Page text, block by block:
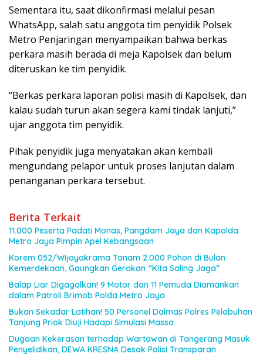
Sementara itu, saat dikonfirmasi melalui pesan
WhatsApp, salah satu anggota tim penyidik Polsek
Metro Penjaringan menyampaikan bahwa berkas
perkara masih berada di meja Kapolsek dan belum
diteruskan ke tim penyidik.
“Berkas perkara laporan polisi masih di Kapolsek, dan
kalau sudah turun akan segera kami tindak lanjuti,”
ujar anggota tim penyidik.
Pihak penyidik juga menyatakan akan kembali
mengundang pelapor untuk proses lanjutan dalam
penanganan perkara tersebut.
Berita Terkait
11.000 Peserta Padati Monas, Pangdam Jaya dan Kapolda
Metro Jaya Pimpin Apel Kebangsaan
Korem 052/Wijayakrama Tanam 2.000 Pohon di Bulan
Kemerdekaan, Gaungkan Gerakan “Kita Saling Jaga”
Balap Liar Digagalkan! 9 Motor dan 11 Pemuda Diamankan
dalam Patroli Brimob Polda Metro Jaya
Bukan Sekadar Latihan! 50 Personel Dalmas Polres Pelabuhan
Tanjung Priok Diuji Hadapi Simulasi Massa
Dugaan Kekerasan terhadap Wartawan di Tangerang Masuk
Penyelidikan, DEWA KRESNA Desak Polisi Transparan